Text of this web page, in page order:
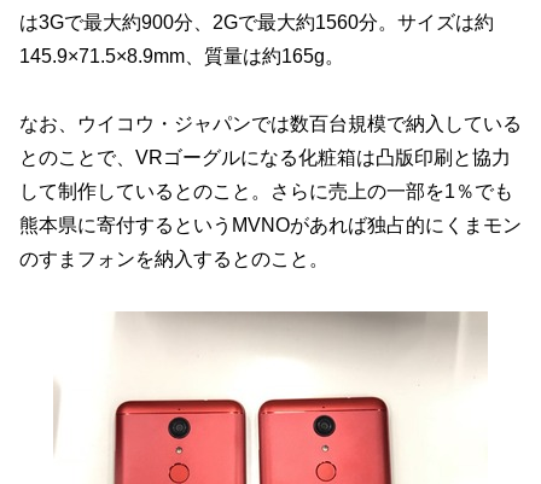
は3Gで最大約900分、2Gで最大約1560分。サイズは約
145.9×71.5×8.9mm、質量は約165g。
なお、ウイコウ・ジャパンでは数百台規模で納入している
とのことで、VRゴーグルになる化粧箱は凸版印刷と協力
して制作しているとのこと。さらに売上の一部を1％でも
熊本県に寄付するというMVNOがあれば独占的にくまモン
のすまフォンを納入するとのこと。